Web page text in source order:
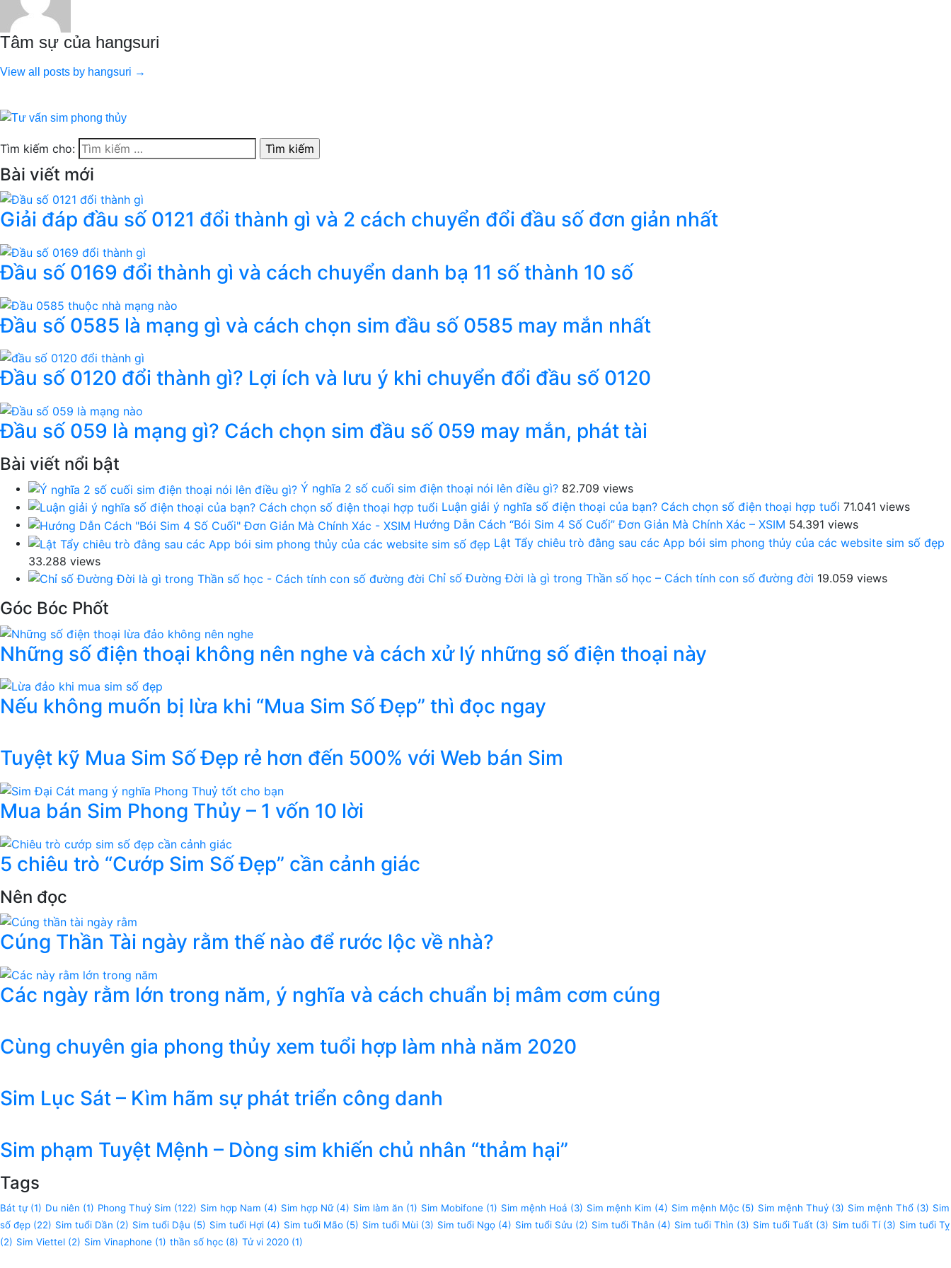
Tâm sự của hangsuri
View all posts by hangsuri →
Tìm kiếm cho:
Bài viết mới
Giải đáp đầu số 0121 đổi thành gì và 2 cách chuyển đổi đầu số đơn giản nhất
Đầu số 0169 đổi thành gì và cách chuyển danh bạ 11 số thành 10 số
Đầu số 0585 là mạng gì và cách chọn sim đầu số 0585 may mắn nhất
Đầu số 0120 đổi thành gì? Lợi ích và lưu ý khi chuyển đổi đầu số 0120
Đầu số 059 là mạng gì? Cách chọn sim đầu số 059 may mắn, phát tài
Bài viết nổi bật
Ý nghĩa 2 số cuối sim điện thoại nói lên điều gì? 82.709 views
Luận giải ý nghĩa số điện thoại của bạn? Cách chọn số điện thoại hợp tuổi 71.041 views
Hướng Dẫn Cách “Bói Sim 4 Số Cuối” Đơn Giản Mà Chính Xác – XSIM 54.391 views
Lật Tẩy chiêu trò đằng sau các App bói sim phong thủy của các website sim số đẹp
33.288 views
Chỉ số Đường Đời là gì trong Thần số học – Cách tính con số đường đời 19.059 views
Góc Bóc Phốt
Những số điện thoại không nên nghe và cách xử lý những số điện thoại này
Nếu không muốn bị lừa khi “Mua Sim Số Đẹp” thì đọc ngay
Tuyệt kỹ Mua Sim Số Đẹp rẻ hơn đến 500% với Web bán Sim
Mua bán Sim Phong Thủy – 1 vốn 10 lời
5 chiêu trò “Cướp Sim Số Đẹp” cần cảnh giác
Nên đọc
Cúng Thần Tài ngày rằm thế nào để rước lộc về nhà?
Các ngày rằm lớn trong năm, ý nghĩa và cách chuẩn bị mâm cơm cúng
Cùng chuyên gia phong thủy xem tuổi hợp làm nhà năm 2020
Sim Lục Sát – Kìm hãm sự phát triển công danh
Sim phạm Tuyệt Mệnh – Dòng sim khiến chủ nhân “thảm hại”
Tags
Bát tự(1) Du niên (1) Phong Thuỷ Sim (122) Sim hợp Nam (4) Sim hợp Nữ(4) Sim làm ăn (1) Sim Mobifone (1) Sim mệnh Hoả (3) Sim mệnh Kim (4) Sim mệnh Mộc (5) Sim mệnh Thuỷ (3) Sim mệnh Thổ (3) Sim
số đẹp (22) Sim tuổi Dần (2) Sim tuổi Dậu (5) Sim tuổi Hợi (4) Sim tuổi Mão (5) Sim tuổi Mùi (3) Sim tuổi Ngọ (4) Sim tuổi Sửu (2) Sim tuổi Thân (4) Sim tuổi Thìn (3) Sim tuổi Tuất (3) Sim tuổi Tí(3) Sim tuổi Tỵ
(2) Sim Viettel (2) Sim Vinaphone (1) thần số học (8) Tử vi 2020 (1)